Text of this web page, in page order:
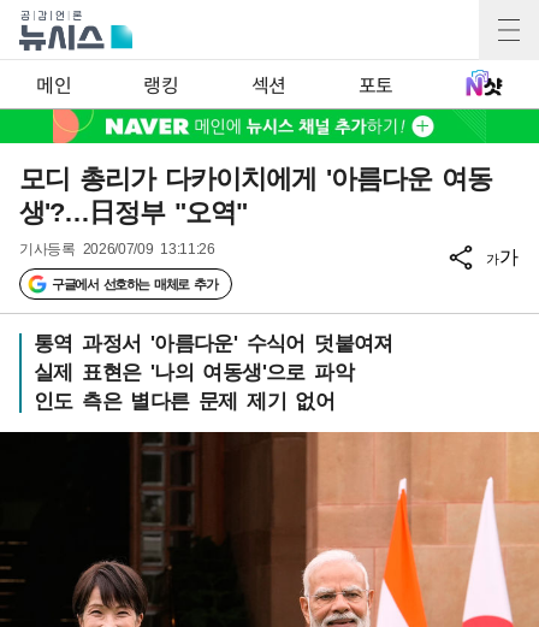
메인 랭킹 섹션 포토
모디 총리가 다카이치에게 '아름다운 여동
생'?…日정부 "오역"
기사등록 2026/07/09 13:11:26
구글에서 선호하는 매체로 추가
가가
통역 과정서 '아름다운' 수식어 덧붙여져
실제 표현은 '나의 여동생'으로 파악
인도 측은 별다른 문제 제기 없어